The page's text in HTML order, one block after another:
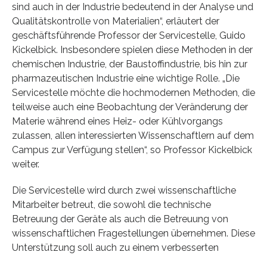
sind auch in der Industrie bedeutend in der Analyse und
Qualitätskontrolle von Materialien“, erläutert der
geschäftsführende Professor der Servicestelle, Guido
Kickelbick. Insbesondere spielen diese Methoden in der
chemischen Industrie, der Baustoffindustrie, bis hin zur
pharmazeutischen Industrie eine wichtige Rolle. „Die
Servicestelle möchte die hochmodernen Methoden, die
teilweise auch eine Beobachtung der Veränderung der
Materie während eines Heiz- oder Kühlvorgangs
zulassen, allen interessierten Wissenschaftlern auf dem
Campus zur Verfügung stellen“, so Professor Kickelbick
weiter.
Die Servicestelle wird durch zwei wissenschaftliche
Mitarbeiter betreut, die sowohl die technische
Betreuung der Geräte als auch die Betreuung von
wissenschaftlichen Fragestellungen übernehmen. Diese
Unterstützung soll auch zu einem verbesserten